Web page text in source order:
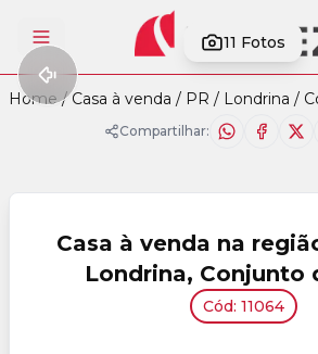
Abrir menu 11 Fotos
Home / Casa à venda / PR / Londrina /
Compartilhar:
Casa à venda na
Londrina, Conjunto
Cód: 11064